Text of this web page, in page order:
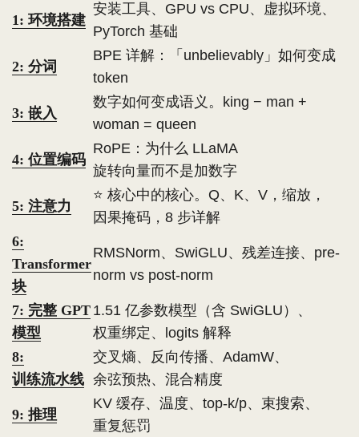
1: 环境搭建
安装工具、GPU vs CPU、虚拟环境、
PyTorch 基础
2: 分词
BPE 详解：「unbelievably」如何变成
token
3: 嵌入
数字如何变成语义。king − man +
woman = queen
4: 位置编码
RoPE：为什么 LLaMA
旋转向量而不是加数字
5: 注意力
⭐ 核心中的核心。Q、K、V，缩放，
因果掩码，8 步详解
6:
Transformer
块
RMSNorm、SwiGLU、残差连接、pre-
norm vs post-norm
7: 完整 GPT
模型
1.51 亿参数模型（含 SwiGLU）、
权重绑定、logits 解释
8:
训练流水线
交叉熵、反向传播、AdamW、
余弦预热、混合精度
9: 推理
KV 缓存、温度、top-k/p、束搜索、
重复惩罚